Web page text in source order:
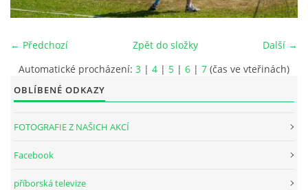
← Předchozí Další →
Zpět do složky
Automatické procházení: 3 | 4 | 5 | 6 | 7 (čas ve vteřinách)
OBLÍBENÉ ODKAZY
FOTOGRAFIE Z NAŠICH AKCÍ
Facebook
příborská televize